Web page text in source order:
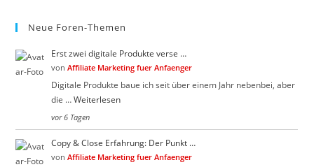
Neue Foren-Themen
Erst zwei digitale Produkte verse …
vonAffiliate Marketing fuer Anfaenger
Digitale Produkte baue ich seit über einem Jahr nebenbei, aber
die …Weiterlesen
vor 6 Tagen
Copy & Close Erfahrung: Der Punkt …
vonAffiliate Marketing fuer Anfaenger